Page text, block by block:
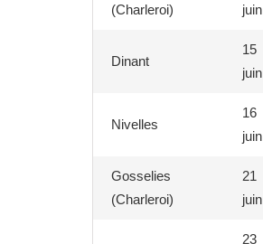
(Charleroi)
juin
Dinant
15
juin
Nivelles
16
juin
Gosselies
(Charleroi)
21
juin
23